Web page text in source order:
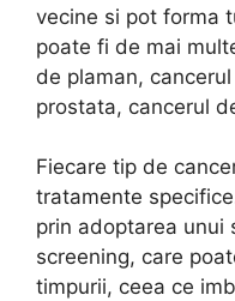
vecine si pot forma
poate fi de mai
de plaman,
prostata, cancerul
Fiecare tip de
tratamente
prin adoptarea unui
screening, care
timpurii, ceea ce